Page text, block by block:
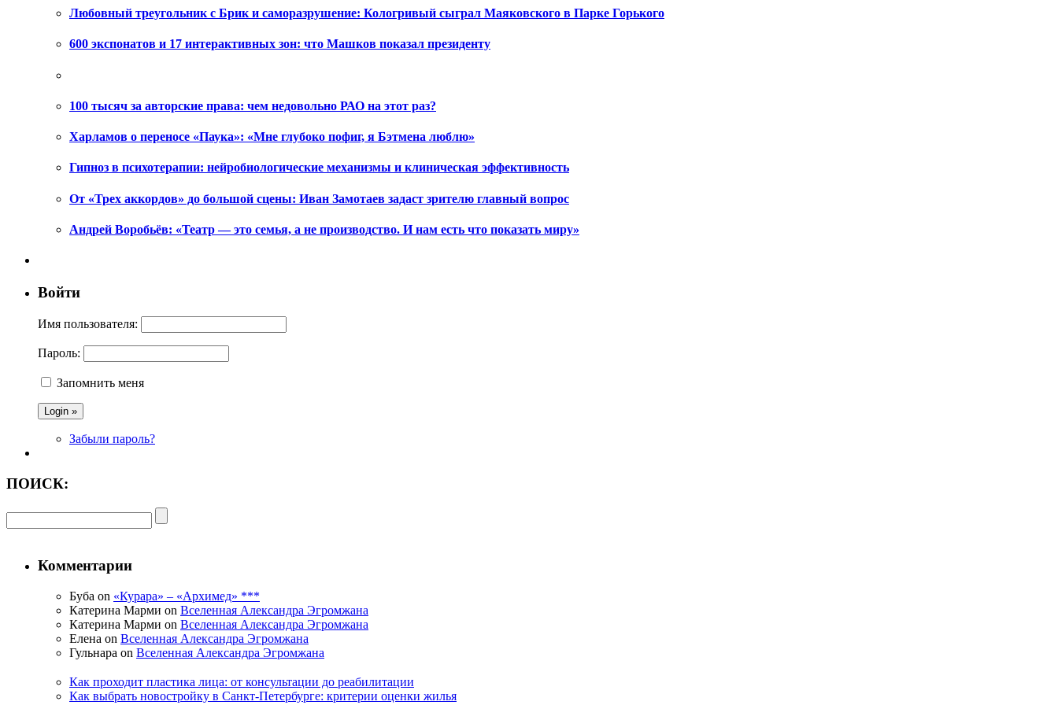
Любовный треугольник с Брик и саморазрушение: Кологривый сыграл Маяковского в Парке Горького
600 экспонатов и 17 интерактивных зон: что Машков показал президенту
100 тысяч за авторские права: чем недовольно РАО на этот раз?
Харламов о переносе «Паука»: «Мне глубоко пофиг, я Бэтмена люблю»
Гипноз в психотерапии: нейробиологические механизмы и клиническая эффективность
От «Трех аккордов» до большой сцены: Иван Замотаев задаст зрителю главный вопрос
Андрей Воробьёв: «Театр — это семья, а не производство. И нам есть что показать миру»
Войти
Имя пользователя:
Пароль:
Запомнить меня
Забыли пароль?
ПОИСК:
Комментарии
Буба on «Курара» – «Архимед» ***
Катерина Марми on Вселенная Александра Эгромжана
Катерина Марми on Вселенная Александра Эгромжана
Елена on Вселенная Александра Эгромжана
Гульнара on Вселенная Александра Эгромжана
Как проходит пластика лица: от консультации до реабилитации
Как выбрать новостройку в Санкт-Петербурге: критерии оценки жилья